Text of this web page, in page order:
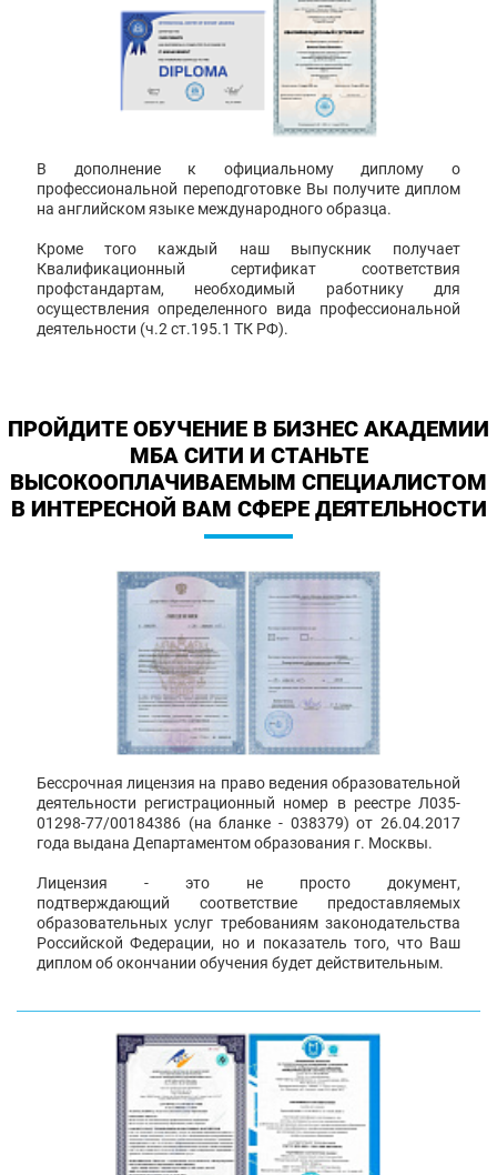
В дополнение к официальному диплому о
профессиональной переподготовке Вы получите диплом
на английском языке международного образца.
Кроме того каждый наш выпускник получает
Квалификационный сертификат соответствия
профстандартам, необходимый работнику для
осуществления определенного вида профессиональной
деятельности (ч.2 ст.195.1 ТК РФ).
ПРОЙДИТЕ ОБУЧЕНИЕ В БИЗНЕС АКАДЕМИИ
МБА СИТИ И СТАНЬТЕ
ВЫСОКООПЛАЧИВАЕМЫМ СПЕЦИАЛИСТОМ
В ИНТЕРЕСНОЙ ВАМ СФЕРЕ ДЕЯТЕЛЬНОСТИ
Бессрочная лицензия на право ведения образовательной
деятельности регистрационный номер в реестре Л035-
01298-77/00184386 (на бланке - 038379) от 26.04.2017
года выдана Департаментом образования г. Москвы.
Лицензия - это не просто документ,
подтверждающий соответствие предоставляемых
образовательных услуг требованиям законодательства
Российской Федерации, но и показатель того, что Ваш
диплом об окончании обучения будет действительным.